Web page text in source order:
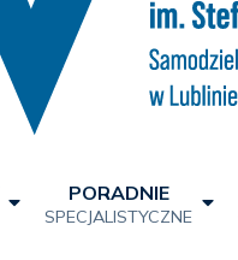
PORADNIE
SPECJALISTYCZNE